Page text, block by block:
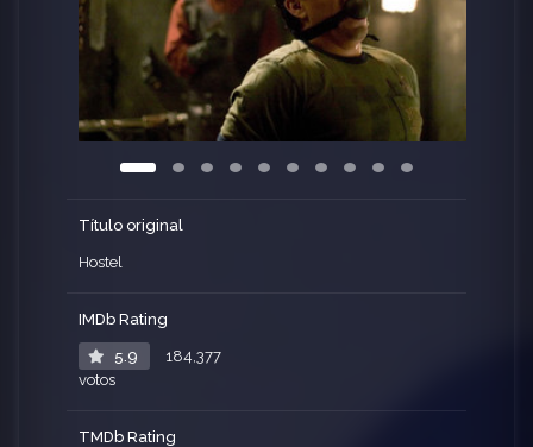
como el más oscuro y enfermizo recoveco de la
propia naturaleza humana… si sobreviven.
Título original
Hostel
IMDb Rating
5.9
184,377
votos
TMDb Rating